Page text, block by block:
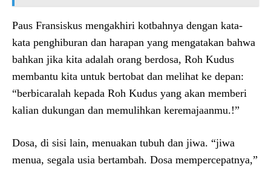
Paus Fransiskus mengakhiri kotbahnya dengan kata-
kata penghiburan dan harapan yang mengatakan bahwa
bahkan jika kita adalah orang berdosa, Roh Kudus
membantu kita untuk bertobat dan melihat ke depan:
“berbicaralah kepada Roh Kudus yang akan memberi
kalian dukungan dan memulihkan keremajaanmu.!”
Dosa, di sisi lain, menuakan tubuh dan jiwa. “jiwa
menua, segala usia bertambah. Dosa mempercepatnya,”